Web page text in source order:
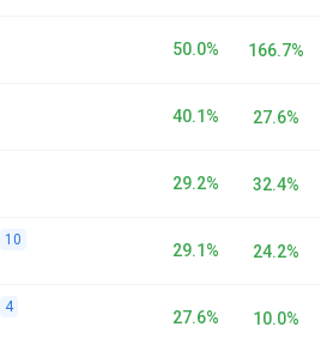
50.0% 166.7%
40.1% 27.6%
29.2% 32.4%
10
29.1% 24.2%
4
27.6% 10.0%